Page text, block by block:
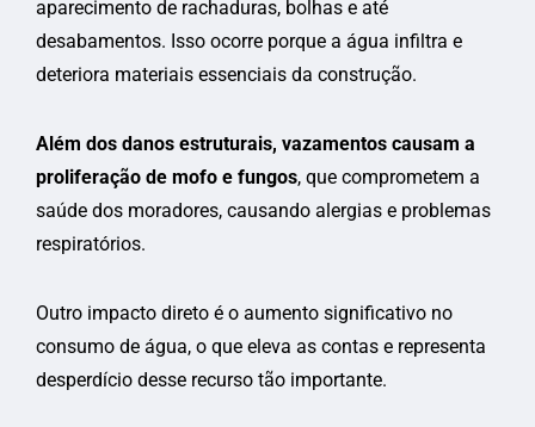
aparecimento de rachaduras, bolhas e até
desabamentos. Isso ocorre porque a água infiltra e
deteriora materiais essenciais da construção.
Além dos danos estruturais, vazamentos causam a
proliferação de mofo e fungos, que comprometem a
saúde dos moradores, causando alergias e problemas
respiratórios.
Outro impacto direto é o aumento significativo no
consumo de água, o que eleva as contas e representa
desperdício desse recurso tão importante.